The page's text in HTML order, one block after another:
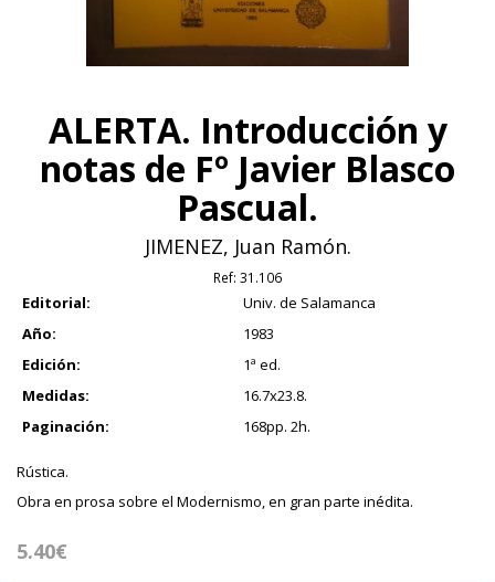
ALERTA. Introducción y
notas de Fº Javier Blasco
Pascual.
JIMENEZ, Juan Ramón.
Ref: 31.106
Editorial:
Univ. de Salamanca
Año:
1983
Edición:
1ª ed.
Medidas:
16.7x23.8.
Paginación:
168pp. 2h.
Rústica.
Obra en prosa sobre el Modernismo, en gran parte inédita.
5.40€